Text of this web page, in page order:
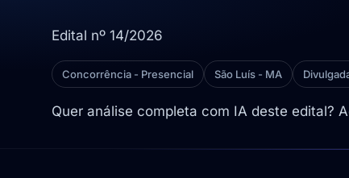
Edital nº 14/2026
Concorrência - Presencial São Luís - MA
Quer análise completa com IA deste edital?